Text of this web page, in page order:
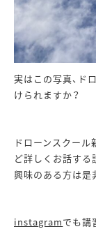
実はこの写真、ド
けられますか？
ドローンスクー
ど詳しくお話する
興味のある方は是
instagramでも講